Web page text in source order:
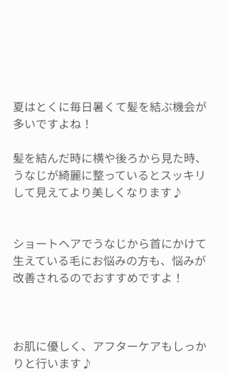
夏はとくに毎日暑くて髪を結ぶ機会が
多いですよね！
髪を結んだ時に横や後ろから見た時、
うなじが綺麗に整っているとスッキリ
して見えてより美しくなります♪
ショートヘアでうなじから首にかけて
生えている毛にお悩みの方も、悩みが
改善されるのでおすすめですよ！
お肌に優しく、アフターケアもしっか
りと行います♪